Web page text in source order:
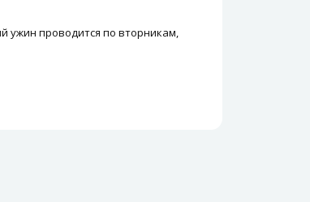
ужин проводится по вторникам,